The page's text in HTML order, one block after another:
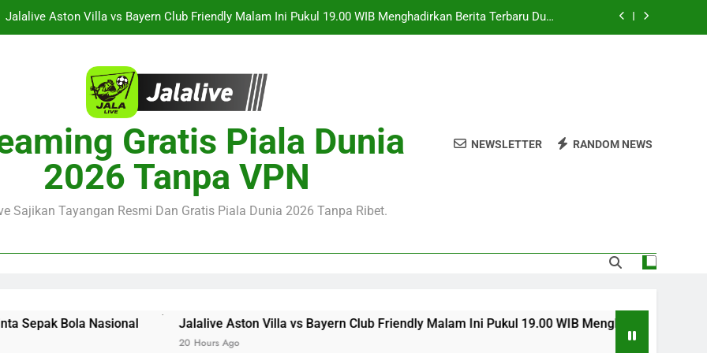
KuPS vs U Craiova Liga Eropa UEFA Malam Ini Pukul 22.00 WIB Jadi Sorotan Besar Pecinta Sepak Bola
Streaming Singapura vs Indonesia Piala ASEAN Malam Ini Pukul 20.00 WIB di Jalalive Menjadi Sajian
Jalalive Aston Villa vs Bayern Club Friendly Malam Ini Pukul 19.00 WIB Menghadirkan Berita Terbaru Duel
Persahabatan Dua Klub Terkenal Dari Inggris Dan Jerman
Jalalive Streaming Monaco vs Getafe Club Friendly Dini Hari Ini Pukul 01.00 WIB Lengkap dengan Preview
KuPS vs U Craiova Liga Eropa UEFA Malam Ini Pukul 22.00 WIB Jadi Sorotan Besar Pecinta Sepak Bola
Gratis Piala Dunia
2026 Tanpa VPN
Sajikan Tayangan Resmi Dan Gratis Piala Dunia 2026 Tanpa Ribet.
NEWSLETTER RANDOM NEWS
Bola Nasional Jalalive Aston Villa vs Bayern Club Friendly Malam Ini Pukul 19.00 WIB Menghadirkan Berita
20 Hours Ago